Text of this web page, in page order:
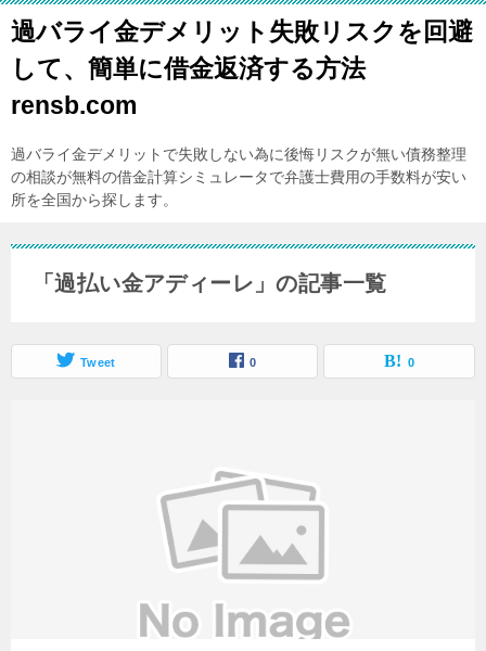
過バライ金デメリット失敗リスクを回避
して、簡単に借金返済する方法
rensb.com
過バライ金デメリットで失敗しない為に後悔リスクが無い債務整理
の相談が無料の借金計算シミュレータで弁護士費用の手数料が安い
所を全国から探します。
「過払い金アディーレ」の記事一覧
Tweet 0 0